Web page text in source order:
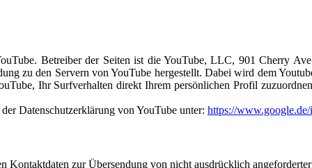
Betreiber der Seiten ist die YouTube, LLC, 901 Cherry
zu den Servern von YouTube hergestellt. Dabei wird dem
Ihr Surfverhalten direkt Ihrem persönlichen Profil
Datenschutzerklärung von YouTube unter: https://
zur Übersendung von nicht ausdrücklich